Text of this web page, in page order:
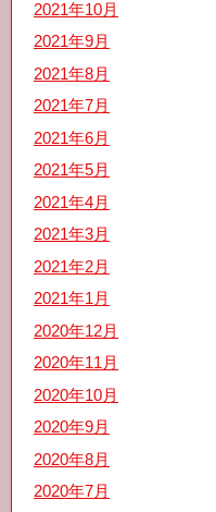
2021年10月
2021年9月
2021年8月
2021年7月
2021年6月
2021年5月
2021年4月
2021年3月
2021年2月
2021年1月
2020年12月
2020年11月
2020年10月
2020年9月
2020年8月
2020年7月